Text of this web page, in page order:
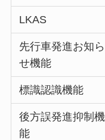
LKAS
先行車発進お知ら
せ機能
標識認識機能
後方誤発進抑制機
能